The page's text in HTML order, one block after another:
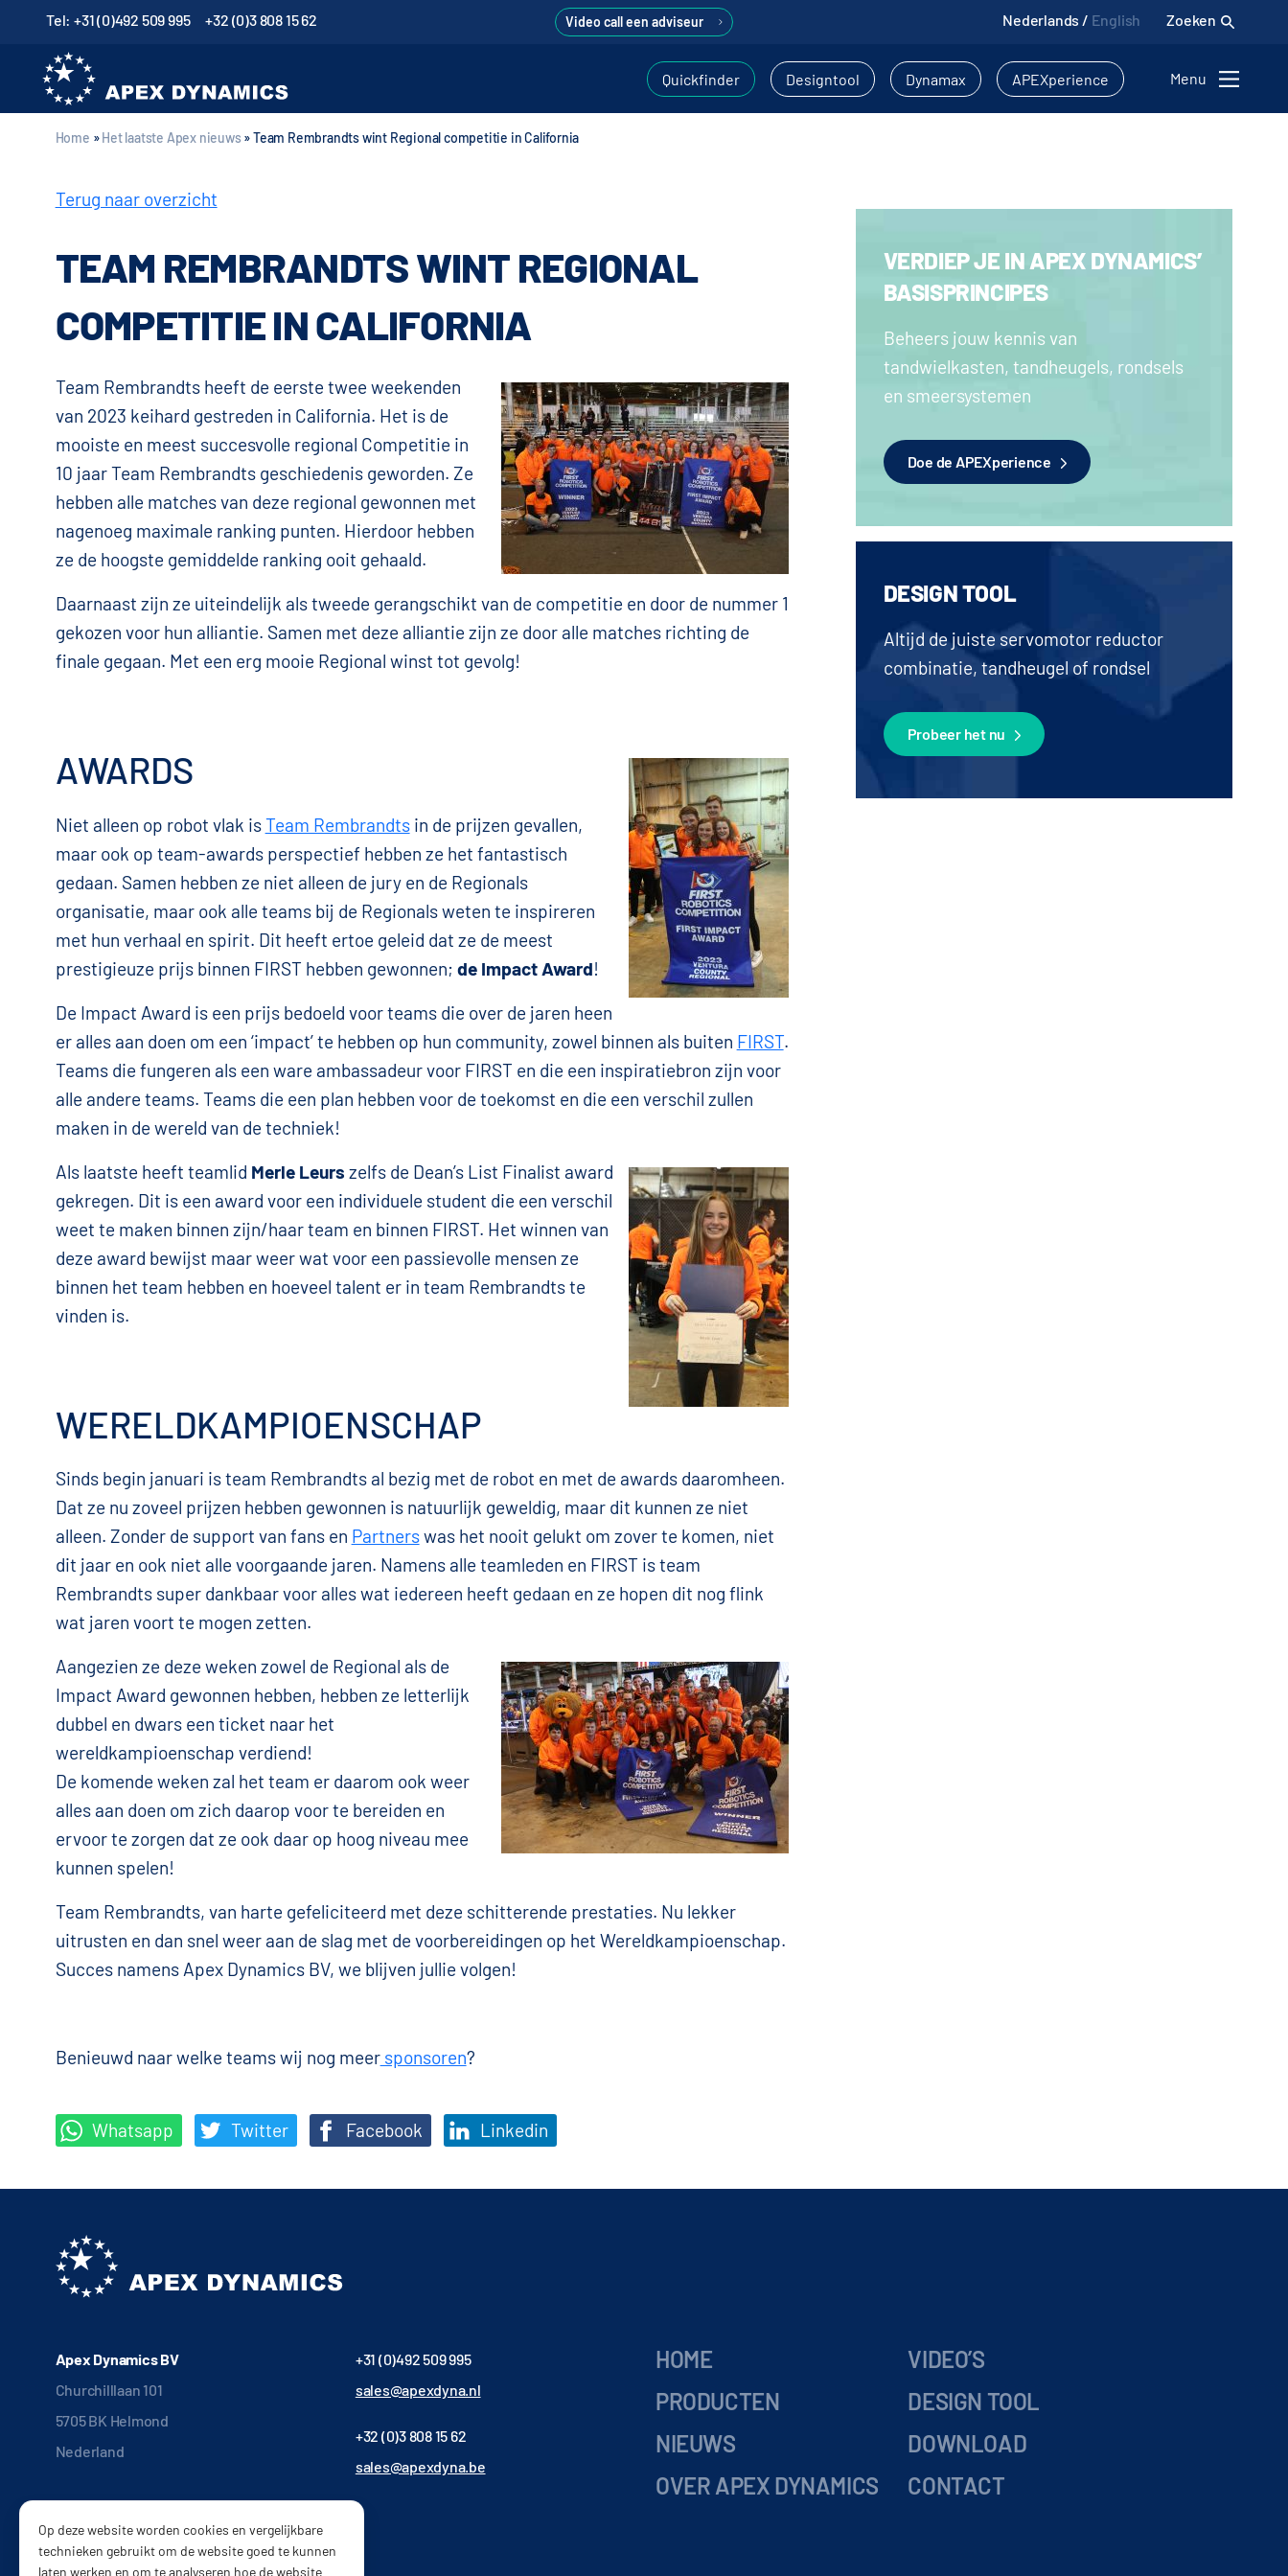
Tel: +31 (0)492 509 995 +32 (0)3 808 15 62 Video call een adviseur Nederlands / English Zoeken
Quickfinder Designtool Dynamax APEXperience Menu
Home »Het laatste Apex nieuws »Team Rembrandts wint Regional competitie in California
Terug naar overzicht
TEAM REMBRANDTS WINT REGIONAL
COMPETITIE IN CALIFORNIA
Team Rembrandts heeft de eerste twee weekenden
van 2023 keihard gestreden in California. Het is de
mooiste en meest succesvolle regional Competitie in
10 jaar Team Rembrandts geschiedenis geworden. Ze
hebben alle matches van deze regional gewonnen met
nagenoeg maximale ranking punten. Hierdoor hebben
ze de hoogste gemiddelde ranking ooit gehaald.
Daarnaast zijn ze uiteindelijk als tweede gerangschikt van de competitie en door de nummer 1
gekozen voor hun alliantie. Samen met deze alliantie zijn ze door alle matches richting de
finale gegaan. Met een erg mooie Regional winst tot gevolg!
AWARDS
Niet alleen op robot vlak isTeam Rembrandtsin de prijzen gevallen,
maar ook op team-awards perspectief hebben ze het fantastisch
gedaan. Samen hebben ze niet alleen de jury en de Regionals
organisatie, maar ook alle teams bij de Regionals weten te inspireren
met hun verhaal en spirit. Dit heeft ertoe geleid dat ze de meest
prestigieuze prijs binnen FIRST hebben gewonnen; de Impact Award!
De Impact Award is een prijs bedoeld voor teams die over de jaren heen
er alles aan doen om een ‘impact’ te hebben op hun community, zowel binnen als buiten FIRST.
Teams die fungeren als een ware ambassadeur voor FIRST en die een inspiratiebron zijn voor
alle andere teams. Teams die een plan hebben voor de toekomst en die een verschil zullen
maken in de wereld van de techniek!
Als laatste heeft teamlid Merle Leurs zelfs de Dean’s List Finalist award
gekregen. Dit is een award voor een individuele student die een verschil
weet te maken binnen zijn/haar team en binnen FIRST. Het winnen van
deze award bewijst maar weer wat voor een passievolle mensen ze
binnen het team hebben en hoeveel talent er in team Rembrandts te
vinden is.
WERELDKAMPIOENSCHAP
Sinds begin januari is team Rembrandts al bezig met de robot en met de awards daaromheen.
Dat ze nu zoveel prijzen hebben gewonnen is natuurlijk geweldig, maar dit kunnen ze niet
alleen. Zonder de support van fans en Partnerswas het nooit gelukt om zover te komen, niet
dit jaar en ook niet alle voorgaande jaren. Namens alle teamleden en FIRST is team
Rembrandts super dankbaar voor alles wat iedereen heeft gedaan en ze hopen dit nog flink
wat jaren voort te mogen zetten.
Aangezien ze deze weken zowel de Regional als de
Impact Award gewonnen hebben, hebben ze letterlijk
dubbel en dwars een ticket naar het
wereldkampioenschap verdiend!
De komende weken zal het team er daarom ook weer
alles aan doen om zich daarop voor te bereiden en
ervoor te zorgen dat ze ook daar op hoog niveau mee
kunnen spelen!
Team Rembrandts, van harte gefeliciteerd met deze schitterende prestaties. Nu lekker
uitrusten en dan snel weer aan de slag met de voorbereidingen op het Wereldkampioenschap.
Succes namens Apex Dynamics BV, we blijven jullie volgen!
Benieuwd naar welke teams wij nog meersponsoren?
Whatsapp Twitter Facebook Linkedin
VERDIEP JE IN APEX DYNAMICS’
BASISPRINCIPES
Beheers jouw kennis van
tandwielkasten, tandheugels, rondsels
en smeersystemen
Doe de APEXperience
DESIGN TOOL
Altijd de juiste servomotor reductor
combinatie, tandheugel of rondsel
Probeer het nu
Apex Dynamics BV
Churchilllaan 101
5705 BK Helmond
Nederland
+31 (0)492 509 995
sales@apexdyna.nl
+32 (0)3 808 15 62
sales@apexdyna.be
HOME
PRODUCTEN
NIEUWS
OVER APEX DYNAMICS
VIDEO’S
DESIGN TOOL
DOWNLOAD
CONTACT
Op deze website worden cookies en vergelijkbare
technieken gebruikt om de website goed te kunnen
laten werken en om te analyseren hoe de website